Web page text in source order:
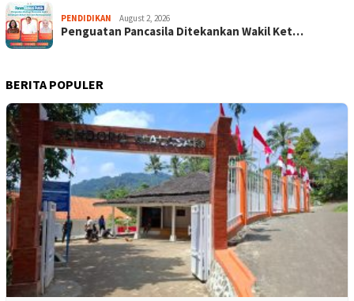
PENDIDIKAN August 2, 2026
Penguatan Pancasila Ditekankan Wakil Ket…
BERITA POPULER